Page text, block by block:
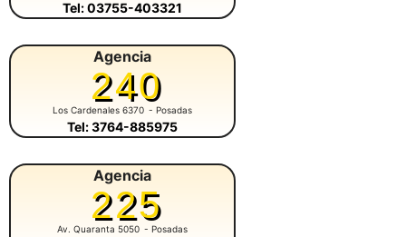
Tel: 03755-403321
Agencia
240
Los Cardenales 6370 - Posadas
Tel: 3764-885975
Agencia
225
Av. Quaranta 5050 - Posadas